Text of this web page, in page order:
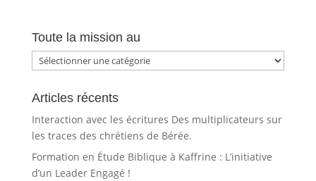
Toute la mission au
Toute
la
mission
Articles récents
Interaction avec les écritures Des multiplicateurs sur
les traces des chrétiens de Bérée.
Formation en Étude Biblique à Kaffrine : L’initiative
d’un Leader Engagé !